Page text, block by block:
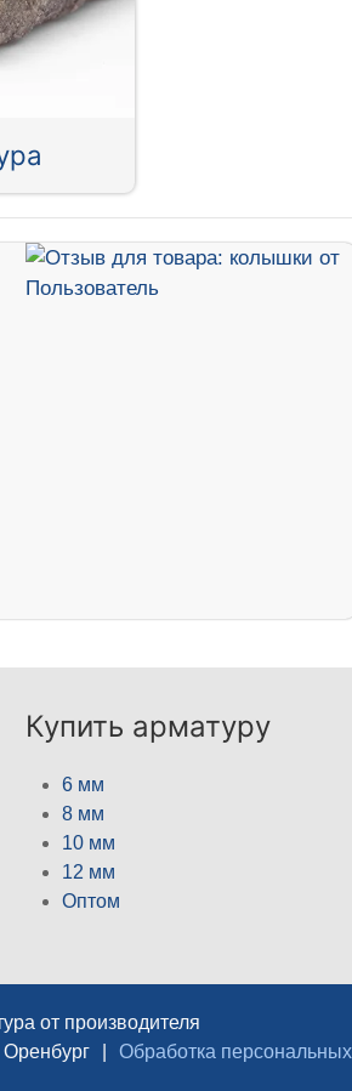
Купить арматуру
6 мм
8 мм
10 мм
12 мм
Оптом
от производителя
Обработка